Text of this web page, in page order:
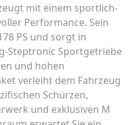
mit einem sportlich-
Performance. Sein
PS und sorgt in
Steptronic Sportgetriebe
und hohen
verleiht dem Fahrzeug
Schürzen,
und exklusiven M